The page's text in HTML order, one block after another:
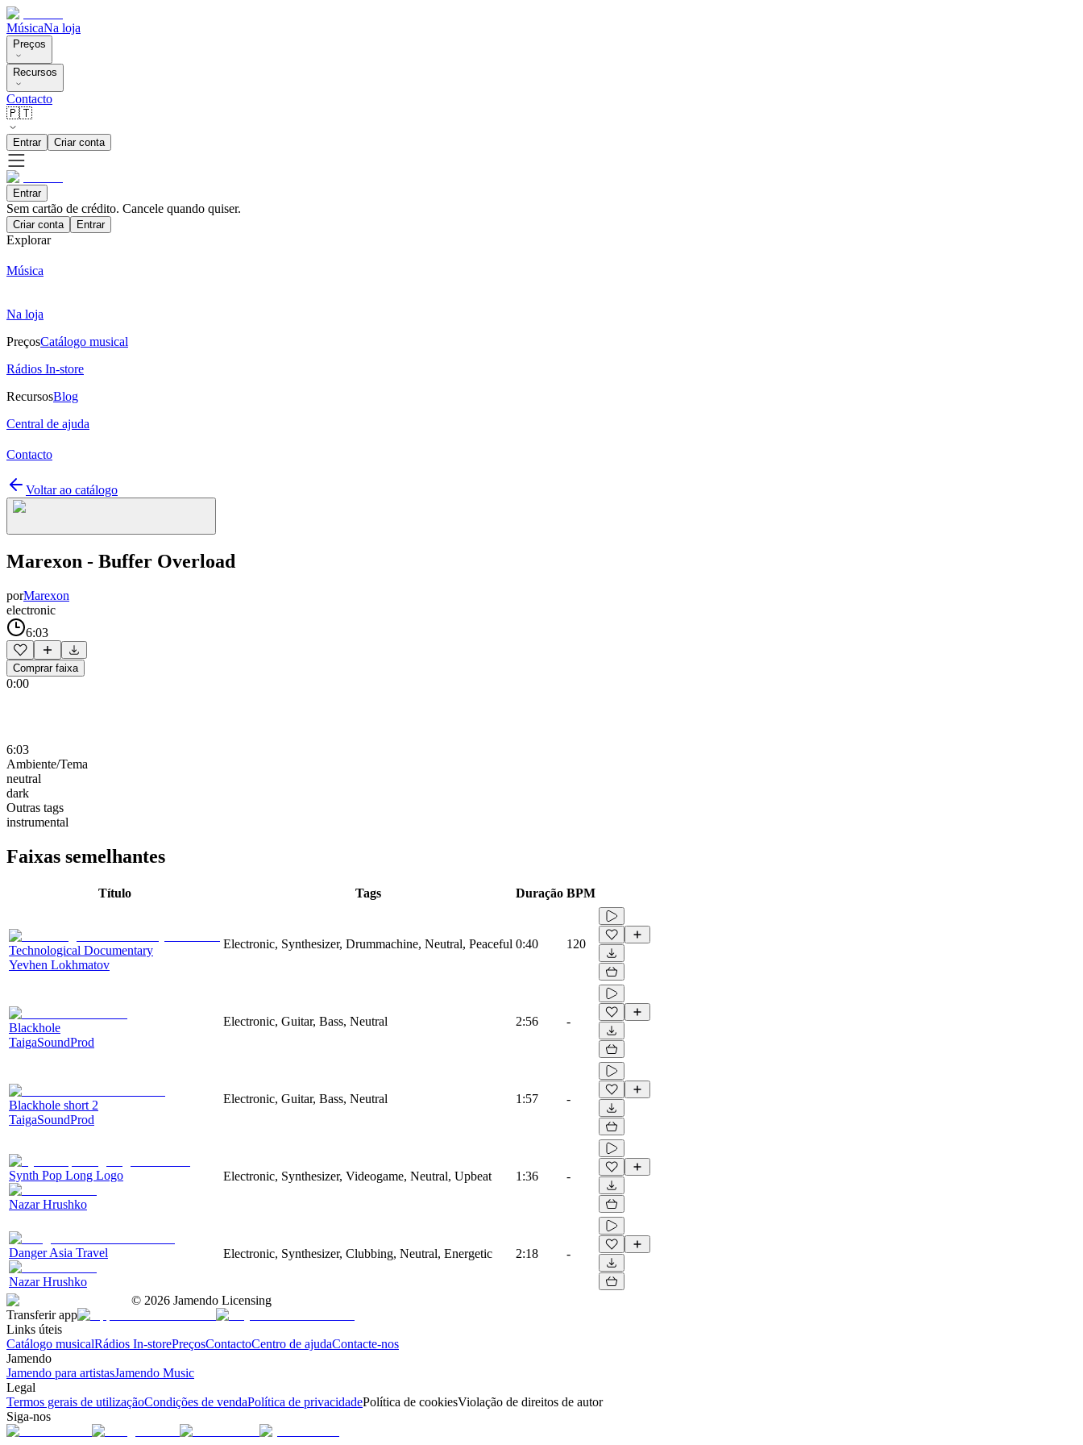
MúsicaNa loja
Preços
Recursos
Contacto
🇵🇹
Entrar Criar conta
Entrar
Sem cartão de crédito. Cancele quando quiser.
Criar conta Entrar
Explorar
Música
Na loja
PreçosCatálogo musical
Rádios In-store
RecursosBlog
Central de ajuda
Contacto
Voltar ao catálogo
Marexon - Buffer Overload
porMarexon
electronic
6:03
Comprar faixa
0:00
6:03
Ambiente/Tema
neutral
dark
Outras tags
instrumental
Faixas semelhantes
Título Tags Duração BPM
Technological Documentary
Yevhen Lokhmatov
Electronic, Synthesizer, Drummachine, Neutral, Peaceful 0:40 120
Blackhole
TaigaSoundProd
Electronic, Guitar, Bass, Neutral 2:56 -
Blackhole short 2
TaigaSoundProd
Electronic, Guitar, Bass, Neutral 1:57 -
Synth Pop Long Logo
Nazar Hrushko
Electronic, Synthesizer, Videogame, Neutral, Upbeat 1:36 -
Danger Asia Travel
Nazar Hrushko
Electronic, Synthesizer, Clubbing, Neutral, Energetic 2:18 -
© 2026 Jamendo Licensing
Transferir app
Links úteis
Catálogo musicalRádios In-storePreçosContactoCentro de ajudaContacte-nos
Jamendo
Jamendo para artistasJamendo Music
Legal
Termos gerais de utilizaçãoCondições de vendaPolítica de privacidadePolítica de cookiesViolação de direitos de autor
Siga-nos